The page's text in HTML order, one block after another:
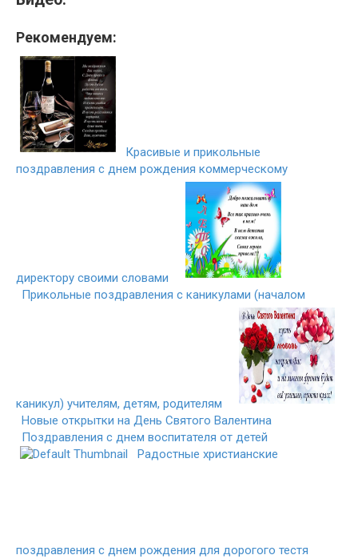
Рекомендуем:
Красивые и прикольные
поздравления с днем рождения коммерческому
директору своими словами
Прикольные поздравления с каникулами (началом
каникул) учителям, детям, родителям
Новые открытки на День Святого Валентина
Поздравления с днем воспитателя от детей
Радостные христианские
поздравления с днем рождения для дорогого тестя